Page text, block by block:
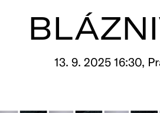
13. 9. 2025 16:30,